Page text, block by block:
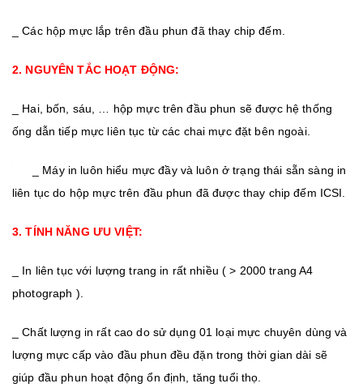
_ Các hộp mực lắp trên đầu phun đã thay chip đếm.
2. NGUYÊN TẮC HOẠT ĐỘNG:
_ Hai, bốn, sáu, … hộp mực trên đầu phun sẽ được hệ thống
ống dẫn tiếp mực liên tục từ các chai mực đặt bên ngoài.
_ Máy in luôn hiểu mực đầy và luôn ở trạng thái sẵn sàng in
liên tục do hộp mực trên đầu phun đã được thay chip đếm ICSI.
3. TÍNH NĂNG ƯU VIỆT:
_ In liên tục với lượng trang in rất nhiều ( > 2000 trang A4
photograph ).
_ Chất lượng in rất cao do sử dụng 01 loại mực chuyên dùng và
lượng mực cấp vào đầu phun đều đặn trong thời gian dài sẽ
giúp đầu phun hoạt động ổn định, tăng tuổi thọ.